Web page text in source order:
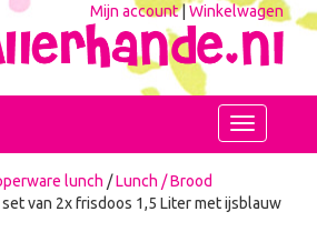
Mijn account|Winkelwagen
Toggle
navigation
lunch /Lunch / Brood
van 2x frisdoos 1,5 Liter met ijsblauw